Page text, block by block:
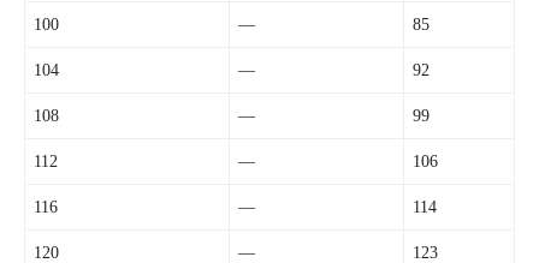
100 — 85
104 — 92
108 — 99
112 — 106
116 — 114
120 — 123